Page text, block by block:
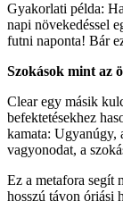
Gyakorlati példa:
napi növekedéssel
futni naponta! Bár
Szokások mint az
Clear egy másik
befektetésekhez
kamata: Ugyanúgy,
vagyonodat, a
Ez a metafora segít
hosszú távon óriási